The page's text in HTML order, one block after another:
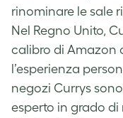
rinominare le sale
Nel Regno Unito,
calibro di Amazon
l’esperienza
negozi Currys
esperto in grado